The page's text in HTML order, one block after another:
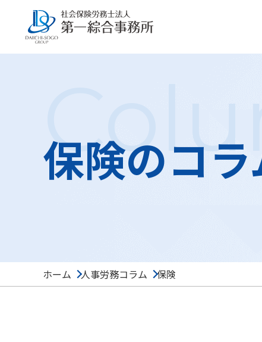
保険のコ
ホーム 人事労務コラム 保険